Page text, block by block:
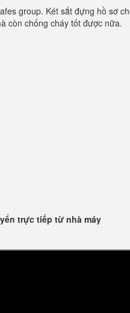
group. Két sắt đựng hồ sơ
còn chống cháy tốt được nữa.
trực tiếp từ nhà máy